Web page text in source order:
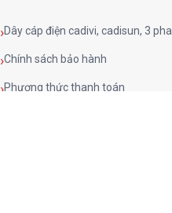
Dây cáp điện cadivi, cadisun, 3 pha
Chính sách bảo hành
Phương thức thanh toán